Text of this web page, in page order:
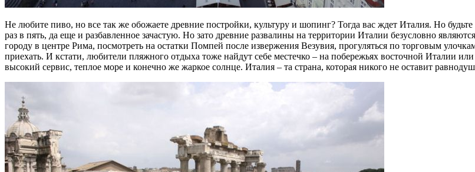
Не любите пиво, но все так же обожаете древние постройки, культуру и шопинг? Тогда вас ждет Италия. Но
раз в пять, да еще и разбавленное зачастую. Но зато древние развалины на территории Италии безусловно
городу в центре Рима, посмотреть на остатки Помпей после извержения Везувия, прогуляться по торговым
приехать. И кстати, любители пляжного отдыха тоже найдут себе местечко – на побережьях восточной Италии
высокий сервис, теплое море и конечно же жаркое солнце. Италия – та страна, которая никого не оставит